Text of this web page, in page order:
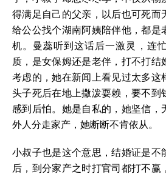
得满足自己的父亲，以后也可死而
给公公找个湖南阿姨陪伴他，都是
机。曼蕊听到这话后一激灵，连
质，是女保姆还是老伴，打不打结
考虑的，她在新闻上看见过太多这
头子死后在地上撒泼耍赖，要不到
感到后怕。她是自私的，她坚信，
外人分走家产，她断断不肯依从。
小叔子也是这个意思，结婚证是不
后，到分家产之时打官司都打不赢